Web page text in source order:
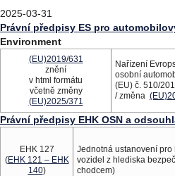
2025-03-31
Právní předpisy ES pro
Environment
(EU)2019/631
znění
v html formátu
včetně změny
(EU)2025/371
Nařízení
osobní
(EU) č. 510/
/ změna
Právní předpisy EHK OSN a
EHK 127
(EHK 121 – EHK
140)
Jednotná ustanovení
vozidel z hlediska
chodcem)